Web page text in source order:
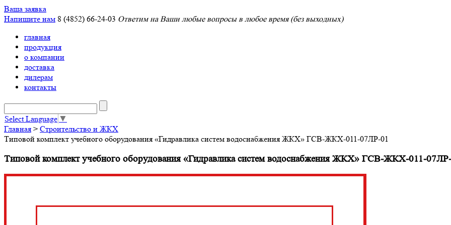
Ваша заявка
Напишите нам 8 (4852) 66-24-03 Ответим на Ваши любые вопросы в любое время (без выходных)
главная
продукция
о компании
доставка
дилерам
контакты
Select Language ▼
Главная > Строительство и ЖКХ
Типовой комплект учебного оборудования «Гидравлика систем водоснабжения ЖКХ» ГСВ-ЖКХ-011-07ЛР-01
Типовой комплект учебного оборудования «Гидравлика систем водоснабжения ЖКХ» ГСВ-ЖКХ-011-